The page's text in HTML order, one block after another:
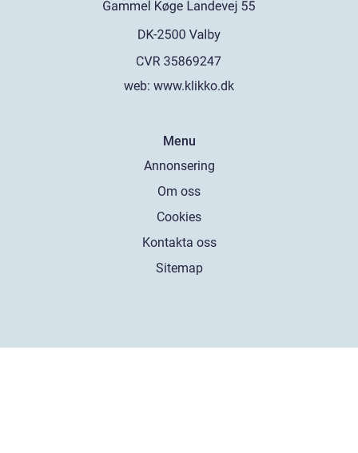
web: www.klikko.dk
Menu
Annonsering
Om oss
Cookies
Kontakta oss
Sitemap